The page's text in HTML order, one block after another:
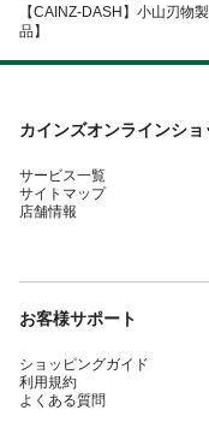
【CAINZ-DASH】小山刃物
品】
カインズオンラインショ
サービス一覧
サイトマップ
店舗情報
お客様サポート
ショッピングガイド
利用規約
よくある質問